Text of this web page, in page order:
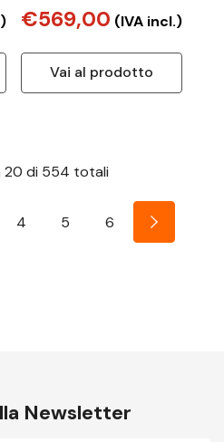
€569,00 (IVA incl.)
Vai al prodotto
20 di 554 totali
4 5 6
Newsletter